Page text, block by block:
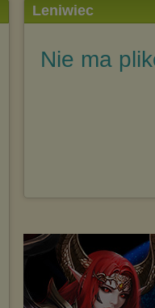
Leniwiec
Nie ma